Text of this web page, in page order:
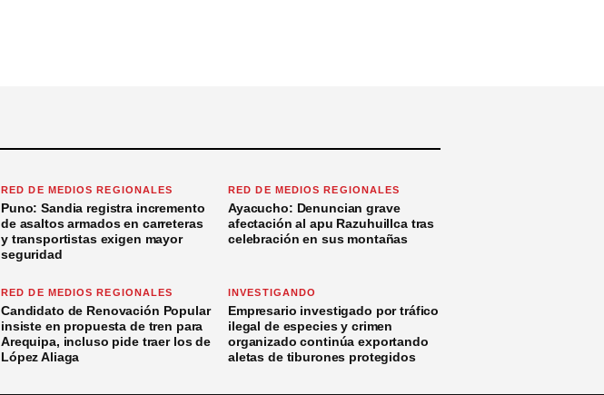
RED DE MEDIOS REGIONALES
Puno: Sandia registra incremento
de asaltos armados en carreteras
y transportistas exigen mayor
seguridad
RED DE MEDIOS REGIONALES
Ayacucho: Denuncian grave
afectación al apu Razuhuillca tras
celebración en sus montañas
RED DE MEDIOS REGIONALES
Candidato de Renovación Popular
insiste en propuesta de tren para
Arequipa, incluso pide traer los de
López Aliaga
INVESTIGANDO
Empresario investigado por tráfico
ilegal de especies y crimen
organizado continúa exportando
aletas de tiburones protegidos